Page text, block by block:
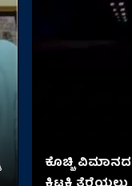
ಕೊಚ್ಚಿ